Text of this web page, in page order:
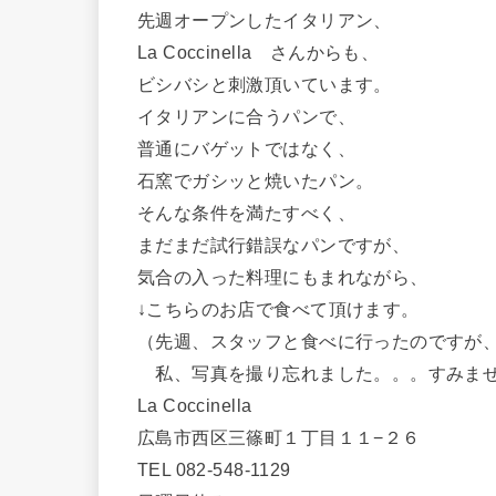
先週オープンしたイタリアン、
La Coccinella さんからも、
ビシバシと刺激頂いています。
イタリアンに合うパンで、
普通にバゲットではなく、
石窯でガシッと焼いたパン。
そんな条件を満たすべく、
まだまだ試行錯誤なパンですが、
気合の入った料理にもまれながら、
↓こちらのお店で食べて頂けます。
（先週、スタッフと食べに行ったのですが、
私、写真を撮り忘れました。。。すみませ
La Coccinella
広島市西区三篠町１丁目１１−２６
TEL 082-548-1129